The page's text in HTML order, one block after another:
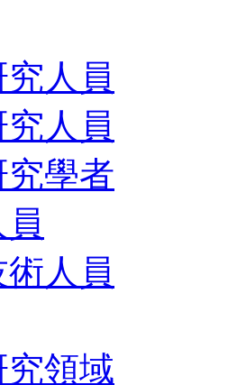
人員
人員
學者
人員
究領域